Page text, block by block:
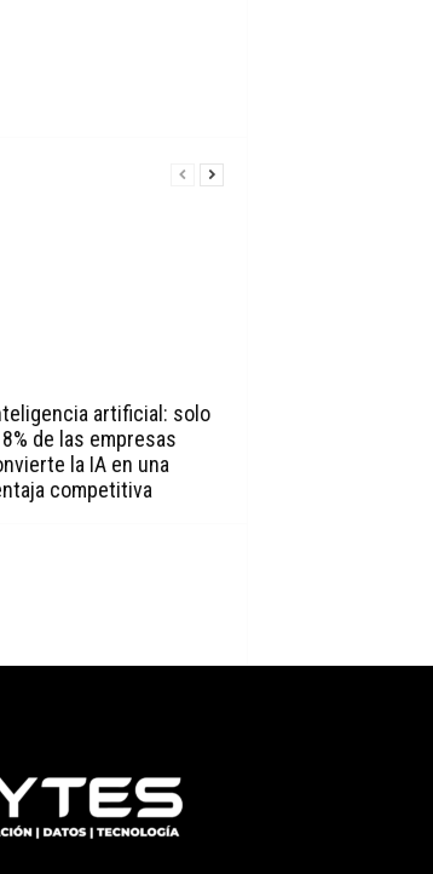
artificial: solo
de las empresas
la IA en una
competitiva